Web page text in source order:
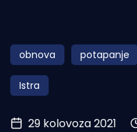
Obala
Otoci
Turizam i nautika
Pomorstvo
obnova potapanje
Istra
29 kolovoza 2021